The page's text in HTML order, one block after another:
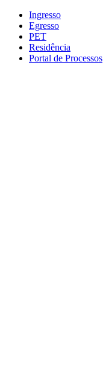
Conteúdo principal
Ingresso
Egresso
PET
Residência
Portal de Processos